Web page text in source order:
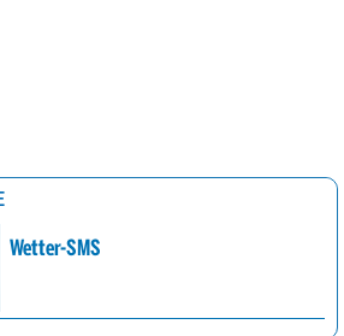
Wetter-SMS